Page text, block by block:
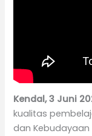
Kendal, 3 Juni
kualitas
dan